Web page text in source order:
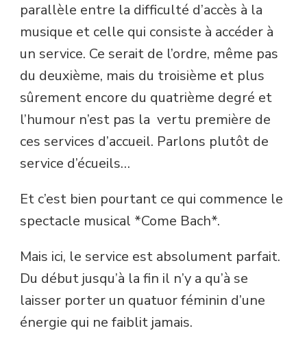
parallèle entre la difficulté d’accès à la
musique et celle qui consiste à accéder à
un service. Ce serait de l’ordre, même pas
du deuxième, mais du troisième et plus
sûrement encore du quatrième degré et
l’humour n’est pas la vertu première de
ces services d’accueil. Parlons plutôt de
service d’écueils…
Et c’est bien pourtant ce qui commence le
spectacle musical *Come Bach*.
Mais ici, le service est absolument parfait.
Du début jusqu’à la fin il n’y a qu’à se
laisser porter un quatuor féminin d’une
énergie qui ne faiblit jamais.